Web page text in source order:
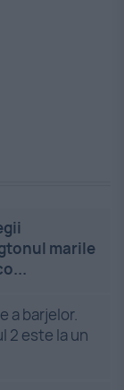
marile
a barjelor.
2 este la un